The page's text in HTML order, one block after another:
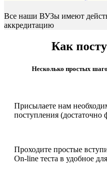
Все наши ВУЗы имеют
аккредитацию
Как
Несколько простых
Присылаете нам
поступления (достаточно
Проходите простые
On-line теста в удобное